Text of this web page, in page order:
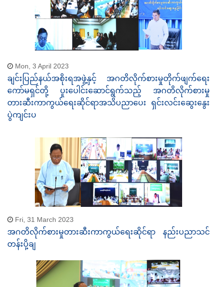
Mon, 3 April 2023
ချင်းပြည်နယ်အစိုးရအဖွဲ့နှင့် အဂတိလိုက်စားမှုတိုက်ဖျက်ရေး
ကော်မရှင်တို့ ပူးပေါင်းဆောင်ရွက်သည့် အဂတိလိုက်စားမှု
တားဆီးကာကွယ်ရေးဆိုင်ရာအသိပညာပေး ရှင်းလင်းဆွေးနွေး
ပွဲကျင်းပ
Fri, 31 March 2023
အဂတိလိုက်စားမှုတားဆီးကာကွယ်ရေးဆိုင်ရာ နည်းပညာသင်
တန်းပို့ချ